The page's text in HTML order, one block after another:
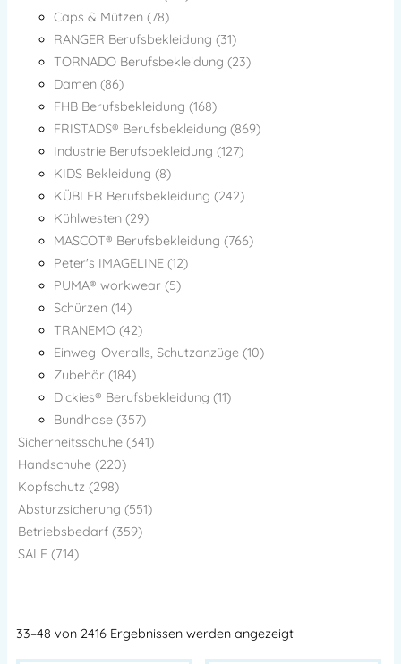
Caps & Mützen (78)
RANGER Berufsbekleidung (31)
TORNADO Berufsbekleidung (23)
Damen (86)
FHB Berufsbekleidung (168)
FRISTADS® Berufsbekleidung (869)
Industrie Berufsbekleidung (127)
KIDS Bekleidung (8)
KÜBLER Berufsbekleidung (242)
Kühlwesten (29)
MASCOT® Berufsbekleidung (766)
Peter's IMAGELINE (12)
PUMA® workwear (5)
Schürzen (14)
TRANEMO (42)
Einweg-Overalls, Schutzanzüge (10)
Zubehör (184)
Dickies® Berufsbekleidung (11)
Bundhose (357)
Sicherheitsschuhe (341)
Handschuhe (220)
Kopfschutz (298)
Absturzsicherung (551)
Betriebsbedarf (359)
SALE (714)
33–48 von 2416 Ergebnissen werden angezeigt